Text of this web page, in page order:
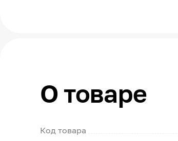
О товаре
Код товара